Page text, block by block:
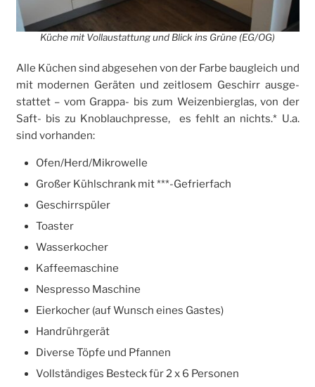
Küche mit Vollaustattung und Blick ins Grüne (EG/OG)
Alle Küchen sind abge­sehen von der Farbe bau­­gleich und
mit modernen Geräten und zeit­­losem Geschirr aus­­ge­­
stattet – vom Grappa- bis zum Weizen­­bier­­glas, von der
Saft- bis zu Knob­­lauch­­presse, es fehlt an nichts.* U.a.
sind vor­­handen:
Ofen/Herd/Mikrowelle
Großer Kühlschrank mit ***-Gefrier­­­fach
Geschirrspüler
Toaster
Wasserkocher
Kaffeemaschine
Nespresso Maschine
Eierkocher (auf Wunsch eines Gastes)
Handrührgerät
Diverse Töpfe und Pfannen
Vollständiges Besteck für 2 x 6 Personen